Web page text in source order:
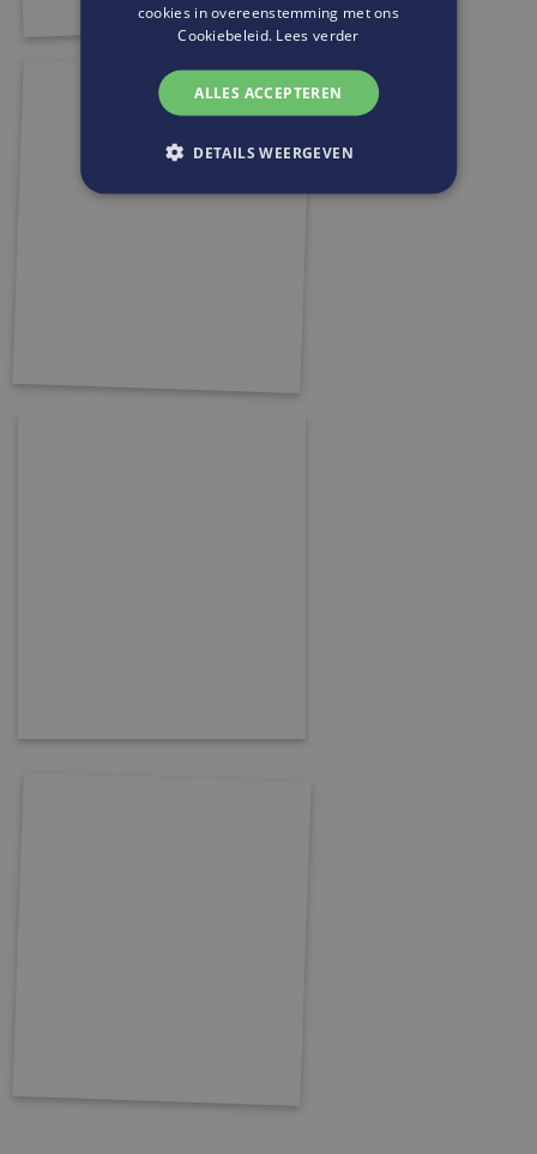
cookies in overeenstemming met ons
Cookiebeleid. Lees verder
ALLES ACCEPTEREN
DETAILS WEERGEVEN